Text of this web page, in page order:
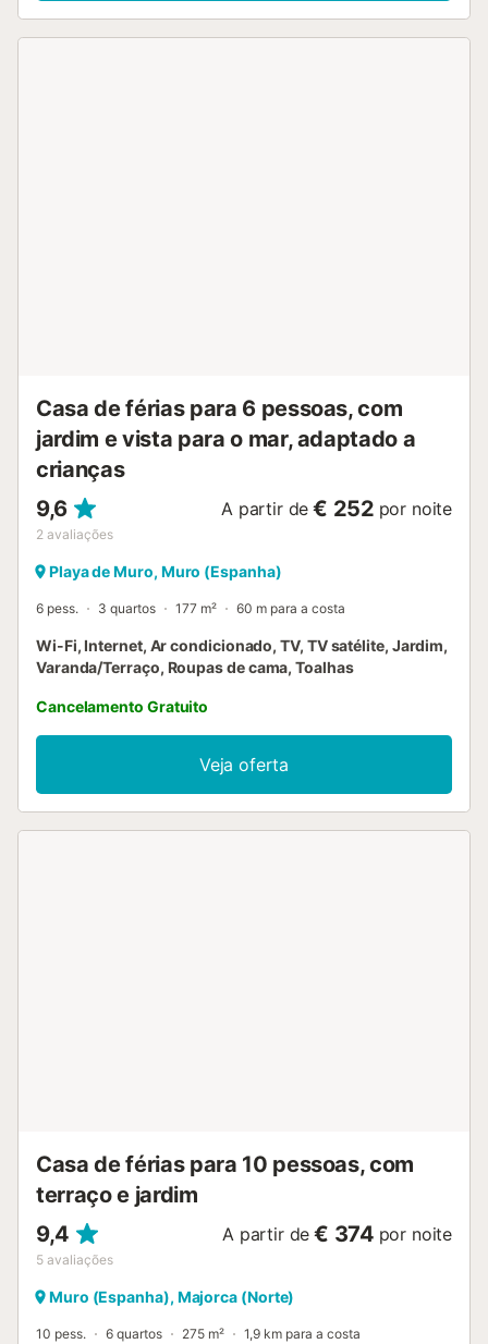
mais cozinheiros. Ampla sala de jantar com um grande sofá
Casa de férias para 6 pessoas, com
jardim e vista para o mar, adaptado a
crianças
9,6
2 avaliações
A partir de € 252 por noite
Playa de Muro, Muro (Espanha)
6 pess. 3 quartos 177 m² 60 m para a costa
Wi-Fi, Internet, Ar condicionado, TV, TV satélite, Jardim,
Varanda/Terraço, Roupas de cama, Toalhas
Cancelamento Gratuito
Veja oferta
Casa de férias para 10 pessoas, com
terraço e jardim
9,4
5 avaliações
A partir de € 374 por noite
Muro (Espanha), Majorca (Norte)
10 pess. 6 quartos 275 m² 1,9 km para a costa